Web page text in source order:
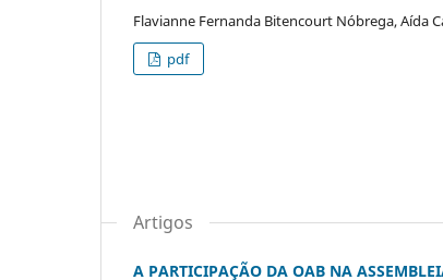
Flavianne Fernanda Bitencourt Nóbrega, Aída
pdf
Artigos
A PARTICIPAÇÃO DA OAB NA